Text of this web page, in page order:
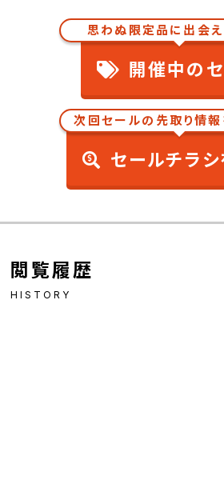
思わぬ限定品に出会え
開催中の
次回セールの先取り情報
セールチラシ
閲覧履歴
HISTORY